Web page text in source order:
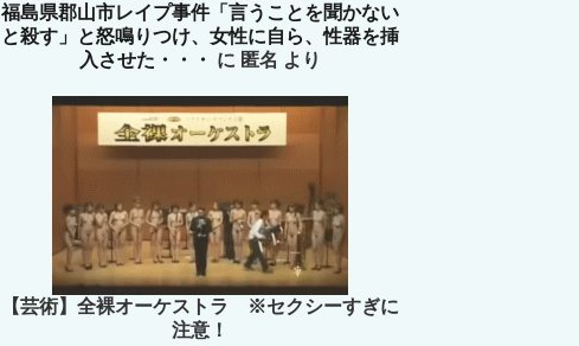
福島県郡山市レイプ事件「言うことを聞かない
と殺す」と怒鳴りつけ、女性に自ら、性器を挿
入させた・・・
に 匿名 より
【芸術】全裸オーケストラ ※セクシーすぎに
注意！